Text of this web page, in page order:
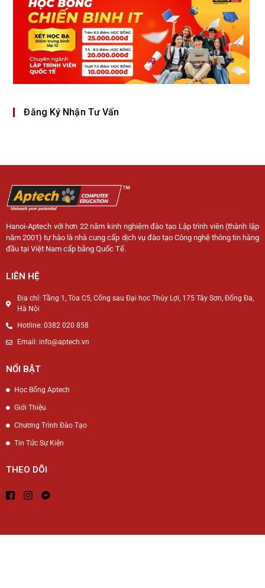
Đăng Ký Nhận Tư Vấn
Hanoi-Aptech với hơn 22 năm kinh nghiệm đào tạo Lập trình viên (thành lập
năm 2001) tự hào là nhà cung cấp dịch vụ đào tạo Công nghệ thông tin hàng
đầu tại Việt Nam cấp bằng Quốc Tế.
LIÊN HỆ
Địa chỉ: Tầng 1, Tòa C5, Cổng sau Đại học Thủy Lợi, 175 Tây Sơn, Đống Đa,
Hà Nội
Hotline: 0382 020 858
Email: info@aptech.vn
NỔI BẬT
Học Bổng Aptech
Giới Thiệu
Chương Trình Đào Tạo
Tin Tức Sự Kiện
THEO DÕI